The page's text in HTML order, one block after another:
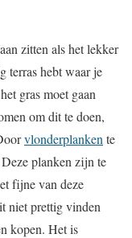
zitten als het lekker
terras hebt waar je
gras moet gaan
om dit te doen,
vlonderplanken te
planken zijn te
fijne van deze
niet prettig vinden
kopen. Het is